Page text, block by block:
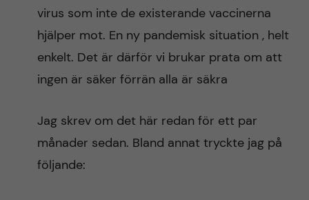
i
e
l
virus som inte de existerande vaccinerna
hjälper mot. En ny pandemisk situation , helt
enkelt. Det är därför vi brukar prata om att
ingen är säker förrän alla är säkra
Jag skrev om det här redan för ett par
månader sedan. Bland annat tryckte jag på
följande: